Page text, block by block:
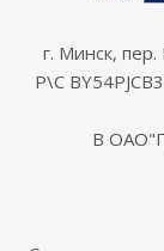
г. Минск,
Р\С
В